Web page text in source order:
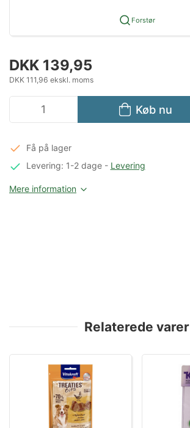
Forstør
DKK 139,95
DKK 111,96 ekskl. moms
Køb nu
Få på lager
Levering: 1-2 dage- Levering
Mere information
Relaterede varer